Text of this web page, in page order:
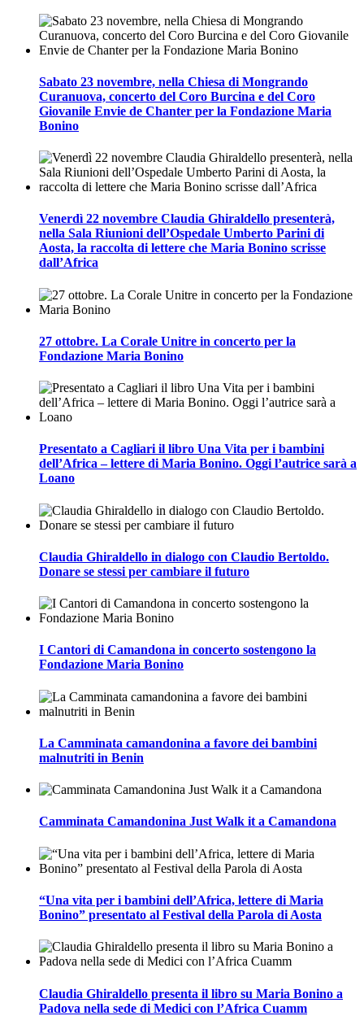
Sabato 23 novembre, nella Chiesa di Mongrando
Curanuova, concerto del Coro Burcina e del Coro
Giovanile Envie de Chanter per la Fondazione Maria
Bonino
Venerdì 22 novembre Claudia Ghiraldello presenterà,
nella Sala Riunioni dell’Ospedale Umberto Parini di
Aosta, la raccolta di lettere che Maria Bonino scrisse
dall’Africa
27 ottobre. La Corale Unitre in concerto per la
Fondazione Maria Bonino
Presentato a Cagliari il libro Una Vita per i bambini
dell’Africa – lettere di Maria Bonino. Oggi l’autrice sarà a
Loano
Claudia Ghiraldello in dialogo con Claudio Bertoldo.
Donare se stessi per cambiare il futuro
I Cantori di Camandona in concerto sostengono la
Fondazione Maria Bonino
La Camminata camandonina a favore dei bambini
malnutriti in Benin
Camminata Camandonina Just Walk it a Camandona
“Una vita per i bambini dell’Africa, lettere di Maria
Bonino” presentato al Festival della Parola di Aosta
Claudia Ghiraldello presenta il libro su Maria Bonino a
Padova nella sede di Medici con l’Africa Cuamm